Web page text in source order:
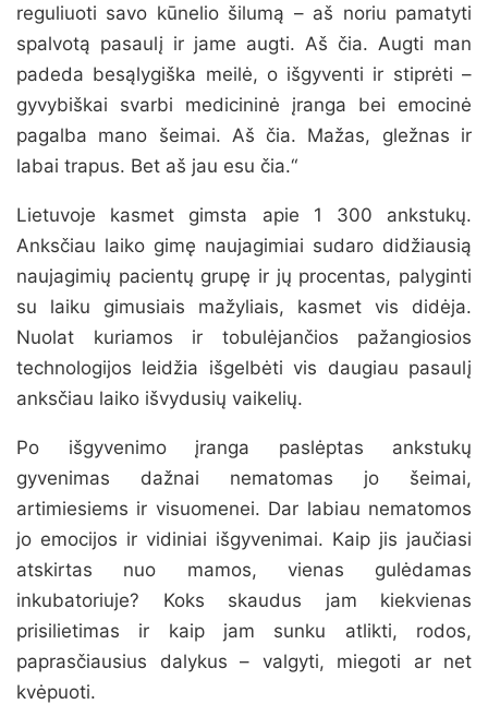
reguliuoti savo kūnelio šilumą – aš noriu pamatyti
spalvotą pasaulį ir jame augti. Aš čia. Augti man
padeda besąlygiška meilė, o išgyventi ir stiprėti –
gyvybiškai svarbi medicininė įranga bei emocinė
pagalba mano šeimai. Aš čia. Mažas, gležnas ir
labai trapus. Bet aš jau esu čia.“
Lietuvoje kasmet gimsta apie 1 300 ankstukų.
Anksčiau laiko gimę naujagimiai sudaro didžiausią
naujagimių pacientų grupę ir jų procentas, palyginti
su laiku gimusiais mažyliais, kasmet vis didėja.
Nuolat kuriamos ir tobulėjančios pažangiosios
technologijos leidžia išgelbėti vis daugiau pasaulį
anksčiau laiko išvydusių vaikelių.
Po išgyvenimo įranga paslėptas ankstukų
gyvenimas dažnai nematomas jo šeimai,
artimiesiems ir visuomenei. Dar labiau nematomos
jo emocijos ir vidiniai išgyvenimai. Kaip jis jaučiasi
atskirtas nuo mamos, vienas gulėdamas
inkubatoriuje? Koks skaudus jam kiekvienas
prisilietimas ir kaip jam sunku atlikti, rodos,
paprasčiausius dalykus – valgyti, miegoti ar net
kvėpuoti.